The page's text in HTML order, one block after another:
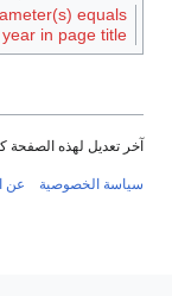
equals
year in page title
آخر تعديل لهذه الصفحة كان في 15:49, 15
سياسة الخصوصية عن